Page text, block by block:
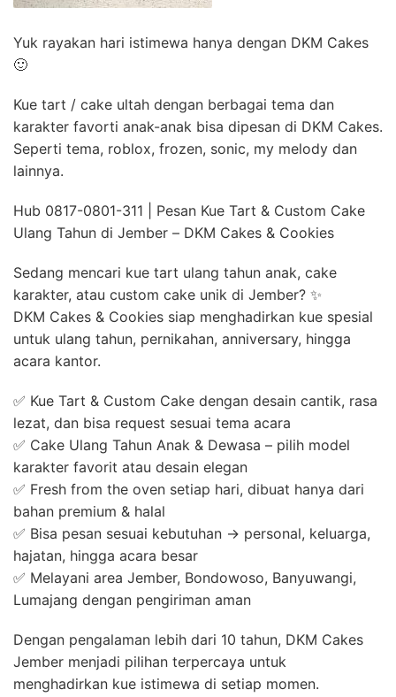
Yuk rayakan hari istimewa hanya dengan DKM Cakes
🙂
Kue tart / cake ultah dengan berbagai tema dan
karakter favorti anak-anak bisa dipesan di DKM Cakes.
Seperti tema, roblox, frozen, sonic, my melody dan
lainnya.
Hub 0817-0801-311 | Pesan Kue Tart & Custom Cake
Ulang Tahun di Jember – DKM Cakes & Cookies
Sedang mencari kue tart ulang tahun anak, cake
karakter, atau custom cake unik di Jember? ✨
DKM Cakes & Cookies siap menghadirkan kue spesial
untuk ulang tahun, pernikahan, anniversary, hingga
acara kantor.
✅ Kue Tart & Custom Cake dengan desain cantik, rasa
lezat, dan bisa request sesuai tema acara
✅ Cake Ulang Tahun Anak & Dewasa – pilih model
karakter favorit atau desain elegan
✅ Fresh from the oven setiap hari, dibuat hanya dari
bahan premium & halal
✅ Bisa pesan sesuai kebutuhan → personal, keluarga,
hajatan, hingga acara besar
✅ Melayani area Jember, Bondowoso, Banyuwangi,
Lumajang dengan pengiriman aman
Dengan pengalaman lebih dari 10 tahun, DKM Cakes
Jember menjadi pilihan terpercaya untuk
menghadirkan kue istimewa di setiap momen.